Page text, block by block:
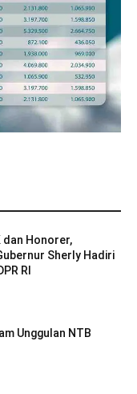
dan Honorer,
Sherly Hadiri
RI
Unggulan NTB